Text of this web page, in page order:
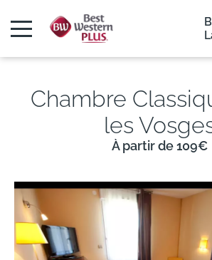
Chambre
les
À partir de 109€